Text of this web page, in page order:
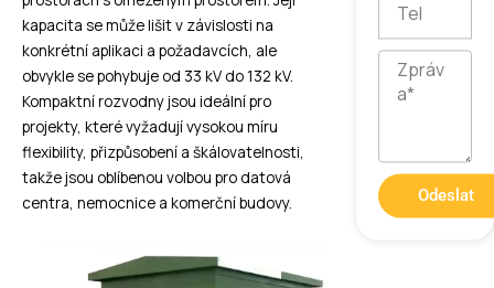
kapacita se může lišit v závislosti na
konkrétní aplikaci a požadavcích, ale
obvykle se pohybuje od 33 kV do 132 kV.
Kompaktní rozvodny jsou ideální pro
projekty, které vyžadují vysokou míru
flexibility, přizpůsobení a škálovatelnosti,
takže jsou oblíbenou volbou pro datová
centra, nemocnice a komerční budovy.
Zpráva
Odeslat